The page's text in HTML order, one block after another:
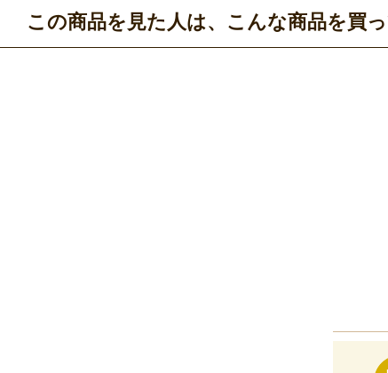
この商品を見た人は、こんな商品を買